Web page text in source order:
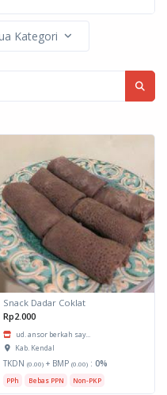
Kategori
Snack Dadar Coklat
Rp2.000
ud. ansor berkah say...
Kab. Kendal
TKDN (0.00) + BMP (0.00) : 0%
PPh Bebas PPN Non-PKP